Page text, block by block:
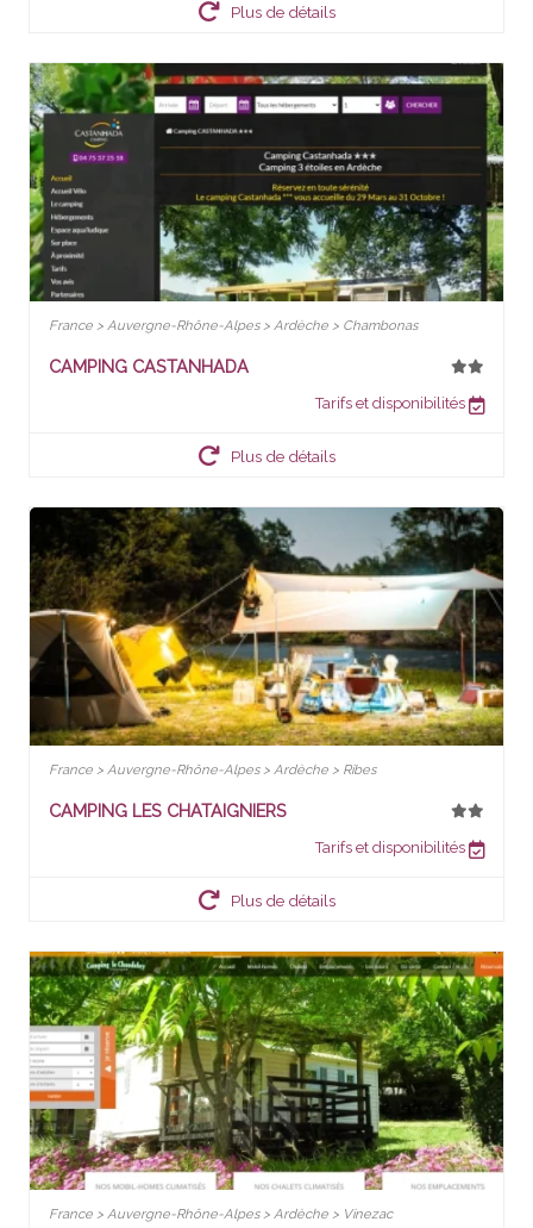
Plus de détails
France > Auvergne-Rhône-Alpes > Ardèche > Chambonas
CAMPING CASTANHADA
Tarifs et disponibilités
Plus de détails
France > Auvergne-Rhône-Alpes > Ardèche > Ribes
CAMPING LES CHATAIGNIERS
Tarifs et disponibilités
Plus de détails
France > Auvergne-Rhône-Alpes > Ardèche > Vinezac